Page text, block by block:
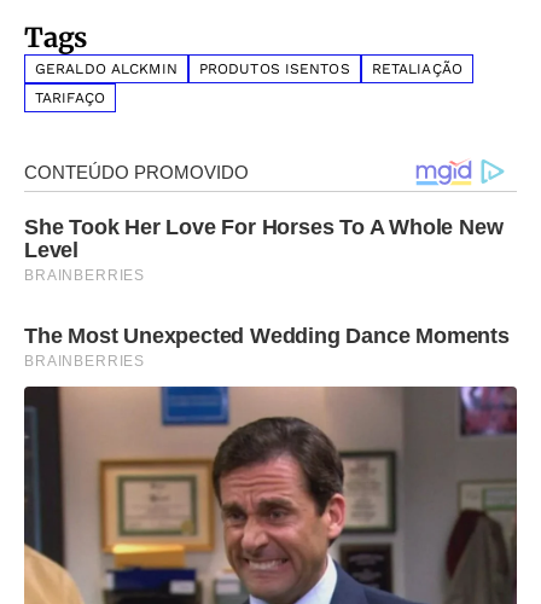
Tags
GERALDO ALCKMIN PRODUTOS ISENTOS
RETALIAÇÃO
TARIFAÇO